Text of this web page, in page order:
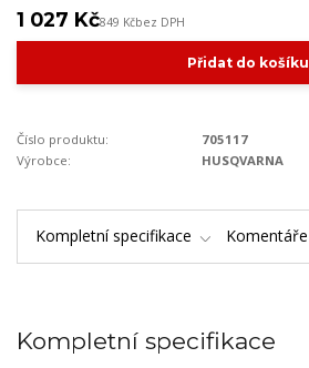
1 027 Kč849 Kčbez DPH
Přidat do košíku
Číslo produktu:
705117
Výrobce:
HUSQVARNA
Kompletní specifikace Komentáře
Kompletní specifikace